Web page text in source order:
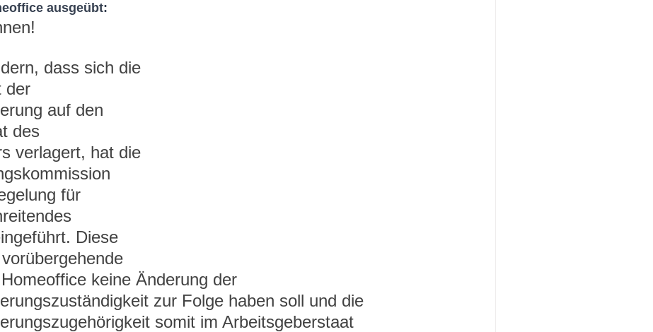
ausgeübt:
dass sich die
der
auf den
des
verlagert, hat die
für
Diese
keine Änderung der
zur Folge haben soll und die
somit im Arbeitsgeberstaat